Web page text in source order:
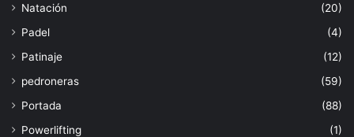
Natación
(20)
Padel
(4)
Patinaje
(12)
pedroneras
(59)
Portada
(88)
Powerlifting
(1)